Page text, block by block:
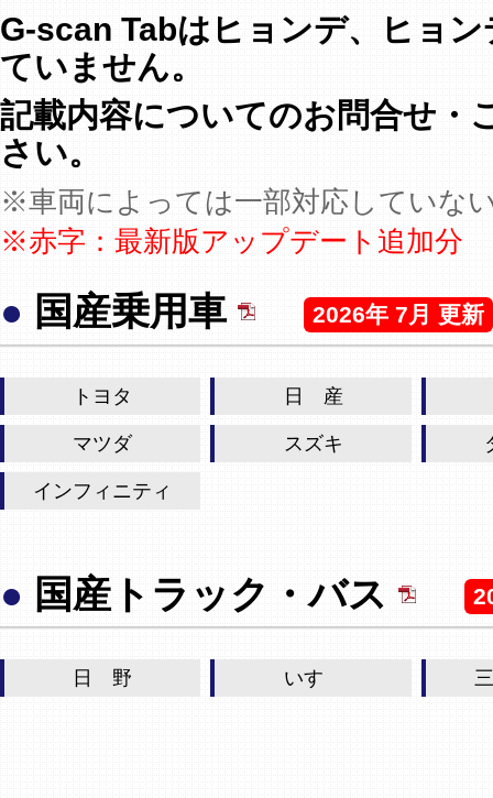
G-scan Tabはヒョンデ、ヒョ
ていません。
記載内容についてのお問合せ・
さい。
※車両によっては一部対応していな
※赤字：最新版アップデート追加分
● 国産乗用車 2026年 7月 更新
トヨタ 日 産
マツダ スズキ
インフィニティ
● 国産トラック・バス
日 野 いすゞ